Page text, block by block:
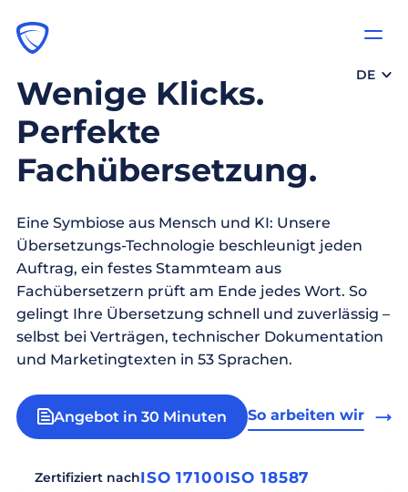
DE
Wenige Klicks.
Perfekte
Fachübersetzung.
Eine Symbiose aus Mensch und KI: Unsere
Übersetzungs-Technologie beschleunigt jeden
Auftrag, ein festes Stammteam aus
Fachübersetzern prüft am Ende jedes Wort. So
gelingt Ihre Übersetzung schnell und zuverlässig –
selbst bei Verträgen, technischer Dokumentation
und Marketingtexten in 53 Sprachen.
Angebot in 30 Minuten So arbeiten wir
Zertifiziert nachISO 17100ISO 18587